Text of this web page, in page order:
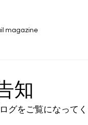
magazine
知
グをご覧になって